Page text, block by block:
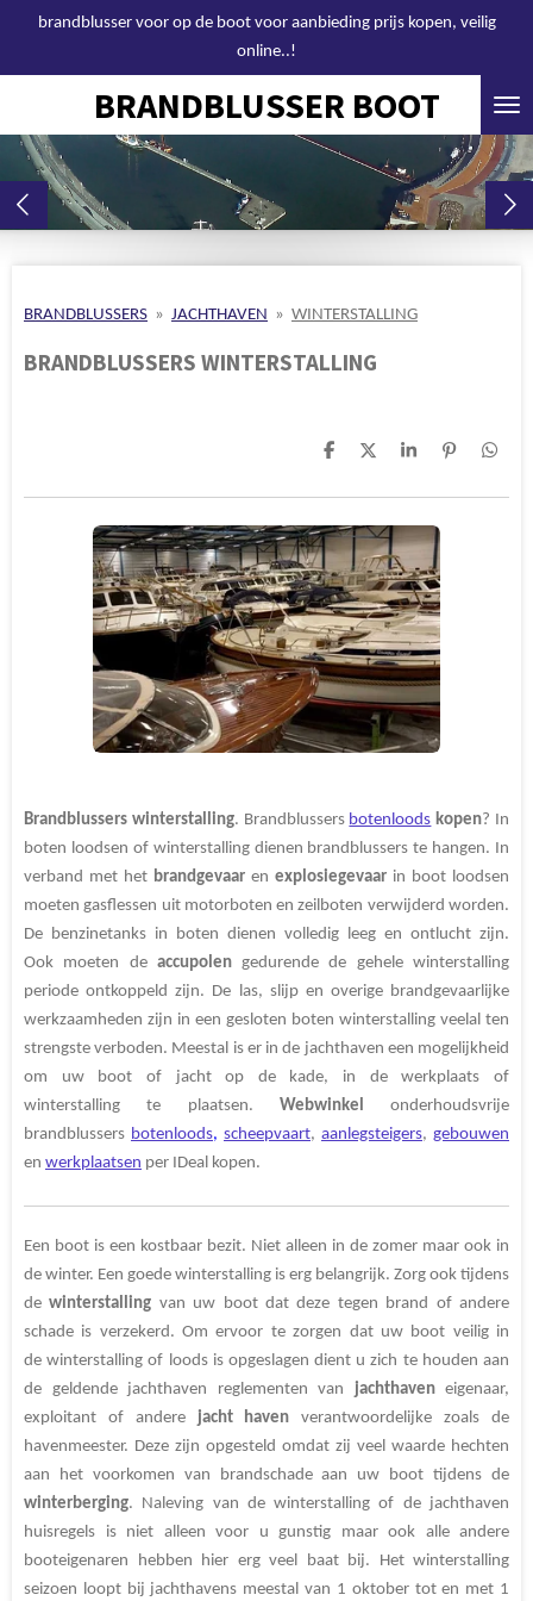
naar
hoofdinhoud
BRANDBLUSSER BOOT
brandblusser voor op de boot voor aanbieding prijs kopen, veilig
online..!
BRANDBLUSSERS » JACHTHAVEN » WINTERSTALLING
BRANDBLUSSERS WINTERSTALLING
D
n
D
S
e
P
D
Brandblussers winterstalling. Brandblussers botenloods kopen? In
boten loodsen of winterstalling dienen brandblussers te hangen. In
verband met het brandgevaar en explosiegevaar in boot loodsen
moeten gasflessen uit motorboten en zeilboten verwijderd worden.
De benzinetanks in boten dienen volledig leeg en ontlucht zijn.
Ook moeten de accupolengedurende de gehele winterstalling
periode ontkoppeld zijn. De las, slijp en overige brandgevaarlijke
werkzaamheden zijn in een gesloten boten winterstalling veelal ten
strengste verboden. Meestal is er in de jachthaven een mogelijkheid
om uw boot of jacht op de kade, in de werkplaats of
winterstalling te plaatsen. Webwinkel onderhoudsvrije
brandblussers botenloods, scheepvaart, aanlegsteigers, gebouwen
en werkplaatsen per IDeal kopen.
Een boot is een kostbaar bezit. Niet alleen in de zomer maar ook in
de winter. Een goede winterstalling is erg belangrijk. Zorg ook tijdens
dewinterstalling van uw boot dat deze tegen brand of andere
schade is verzekerd. Om ervoor te zorgen dat uw boot veilig in
de winterstalling of loods is opgeslagen dient u zich te houden aan
de geldende jachthaven reglementen van jachthaveneigenaar,
exploitant of andere jacht haven verantwoordelijke zoals de
havenmeester. Deze zijn opgesteld omdat zij veel waarde hechten
aan het voorkomen van brandschade aan uw boot tijdens de
winterberging. Naleving van de winterstalling of de jachthaven
huisregels is niet alleen voor u gunstig maar ook alle andere
booteigenaren hebben hier erg veel baat bij. Het winterstalling
seizoen loopt bij jachthavens meestal van 1 oktober tot en met 1